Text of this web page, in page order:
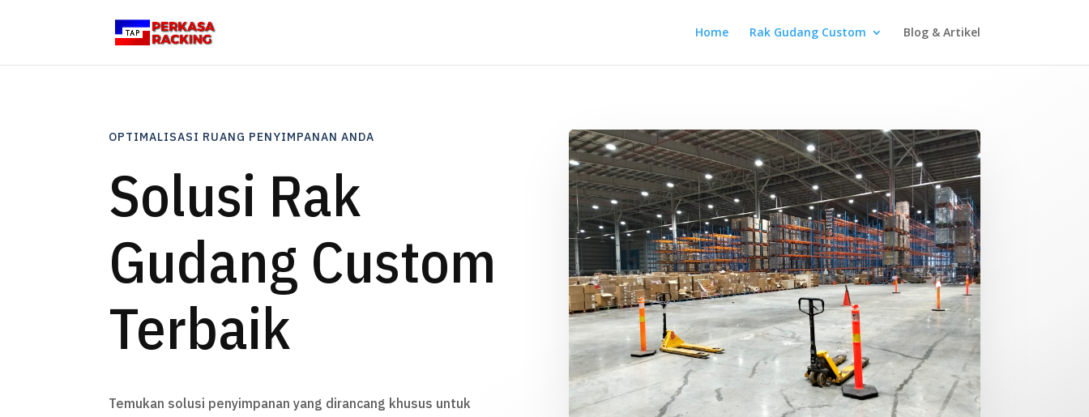
Home Rak Gudang Custom Blog & Artikel
OPTIMALISASI RUANG PENYIMPANAN ANDA
Solusi Rak
Gudang Custom
Terbaik
Temukan solusi penyimpanan yang dirancang khusus untuk